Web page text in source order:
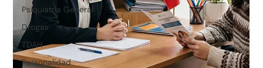
Psiquiatría General
Drogas
TDAH
Personalidad